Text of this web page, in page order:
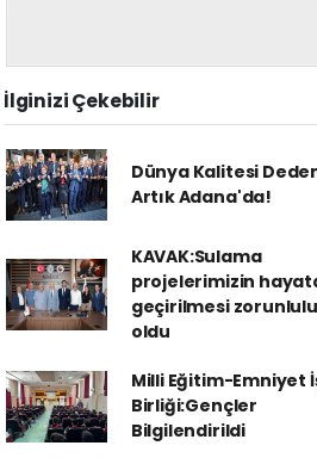
İlginizi Çekebilir
Dünya Kalitesi
Artık Adana'da!
KAVAK:Sulama
projelerimizin
geçirilmesi
oldu
Milli Eğitim-Emniyet
Birliği:Gençler
Bilgilendirildi